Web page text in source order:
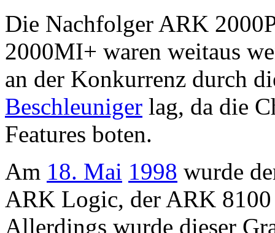
Die Nachfolger ARK
2000MI+ waren weitaus
an der Konkurrenz durch
Beschleuniger lag, da die
Features boten.
Am 18. Mai 1998 wurde
ARK Logic, der ARK
Allerdings wurde dieser